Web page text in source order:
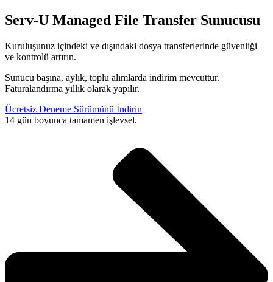
Serv-U Managed File Transfer Sunucusu
Kuruluşunuz içindeki ve dışındaki dosya transferlerinde güvenliği
ve kontrolü artırın.
Sunucu başına, aylık, toplu alımlarda indirim mevcuttur.
Faturalandırma yıllık olarak yapılır.
Ücretsiz Deneme Sürümünü İndirin
14 gün boyunca tamamen işlevsel.